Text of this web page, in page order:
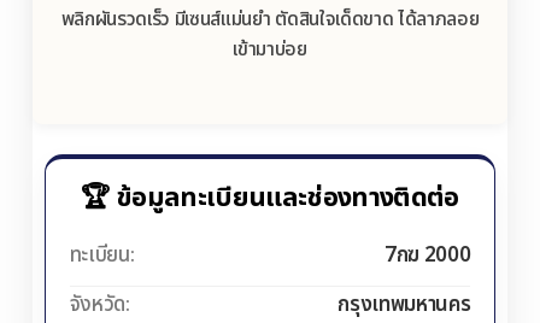
พลิกผันรวดเร็ว มีเซนส์แม่นยำ ตัดสินใจเด็ดขาด ได้ลาภลอย
เข้ามาบ่อย
🏆 ข้อมูลทะเบียนและช่องทางติดต่อ
ทะเบียน:
7กฆ 2000
จังหวัด:
กรุงเทพมหานคร